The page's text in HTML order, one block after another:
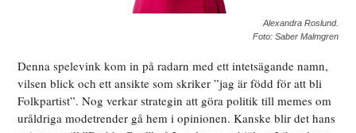
Alexandra Roslund.
Foto: Saber Malmgren
Denna spelevink kom in på radarn med ett intetsägande namn,
vilsen blick och ett ansikte som skriker ”jag är född för att bli
Folkpartist”. Nog verkar strategin att göra politik till memes om
uråldriga modetrender gå hem i opinionen. Kanske blir det hans